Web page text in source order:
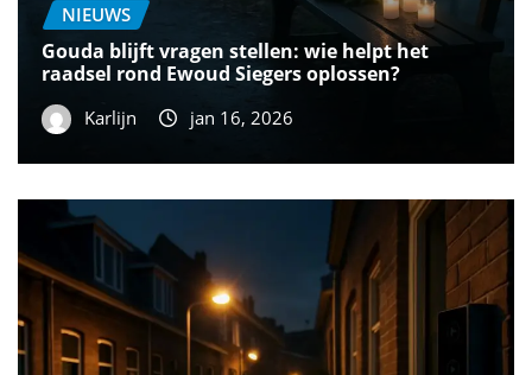
NIEUWS
Gouda blijft vragen stellen: wie helpt het
raadsel rond Ewoud Siegers oplossen?
Karlijn jan 16, 2026